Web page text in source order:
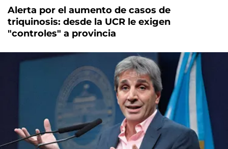
Alerta por el aumento de casos de
triquinosis: desde la UCR le exigen
"controles" a provincia